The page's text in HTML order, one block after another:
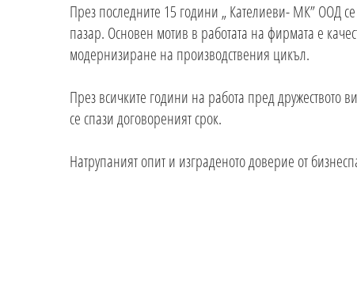
През последните 15 години „ Кателиеви- МК” ООД
пазар. Основен мотив в работата на фирмата е
модернизиране на производствения цикъл.
През всичките години на работа пред дружеството
се спази договореният срок.
Натрупаният опит и изграденото доверие от